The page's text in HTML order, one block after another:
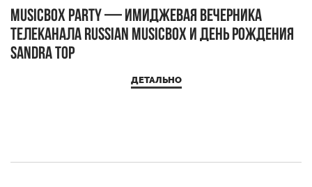
MUSICBOX PARTY — имиджевая вечерника
телеканала RUSSIAN MUSICBOX и день рождения
Sandra Top
ДЕТАЛЬНО